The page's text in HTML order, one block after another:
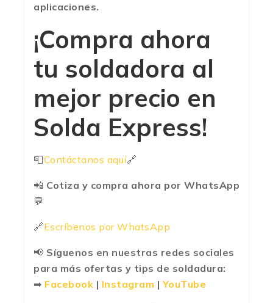
aplicaciones.
¡Compra ahora
tu soldadora al
mejor precio en
Solda Express!
📮Contáctanos aquí🔗
📲 Cotiza y compra ahora por WhatsApp
💬
🔗Escríbenos por WhatsApp
📢 Síguenos en nuestras redes sociales
para más ofertas y tips de soldadura:
➡ Facebook | Instagram | YouTube